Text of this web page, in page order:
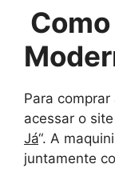
Para comprar
acessar o
Já“. A
juntamente